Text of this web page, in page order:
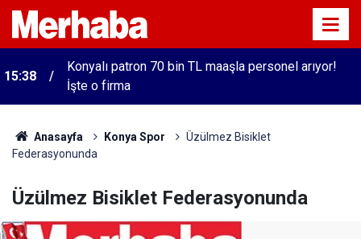
15:38
Konyalı patron 70 bin TL maaşla personel arıyor!
İşte o firma
Anasayfa Konya Spor
Üzülmez Bisiklet
Federasyonunda
Üzülmez Bisiklet Federasyonunda